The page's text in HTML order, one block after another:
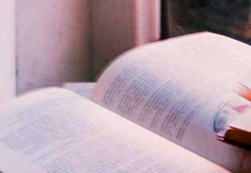
FUNDAMENTAL
Reduzidas